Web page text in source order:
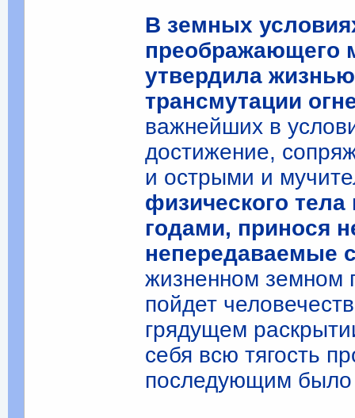
В земных
преображающего
утвердила
трансмутации
важнейших в
достижение,
и острыми и
физического
годами, принося
непередаваемые
жизненном земном
пойдет
грядущем
себя всю тягость
последующим было